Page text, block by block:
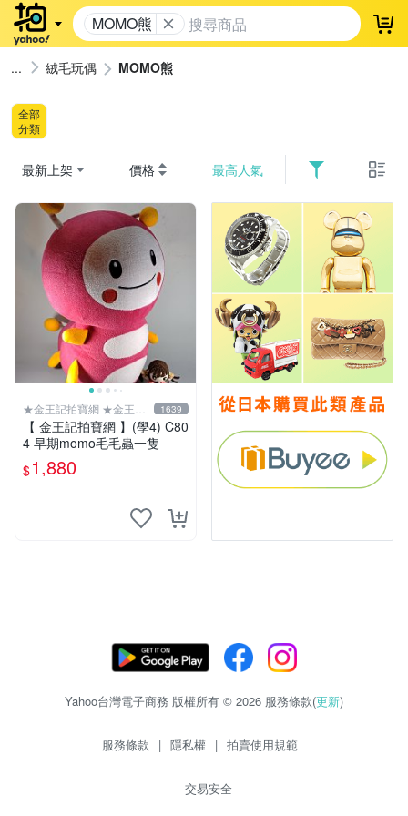
MOMO熊 登
絨毛玩偶 MOMO熊
全部
分類
最新上架 價格 最高人氣
★金王記拍寶網 ★金王記
拍寶趣
1639
【 金王記拍寶網 】(學4) C80
4 早期momo毛毛蟲一隻
$1,880
Yahoo台灣電子商務 版權所有 © 2026 服務條款(更新)
服務條款 | 隱私權 | 拍賣使用規範
交易安全